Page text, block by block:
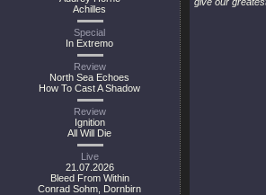
Achilles
Special
In Extremo
Review
North Sea Echoes
How To Cast A Shadow
Review
Ignition
All Will Die
Live
21.07.2026
Bleed From Within
Conrad Sohm, Dornbirn